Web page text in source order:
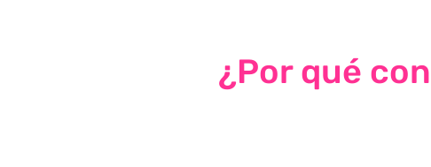
¿Por qué